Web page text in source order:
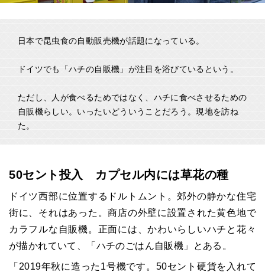
日本で昆虫食の自動販売機が話題になっている。
ドイツでも「ハチの自販機」が注目を浴びているという。
ただし、人が食べるためではなく、ハチに食べさせるための
自販機らしい。いったいどういうことだろう。現地を訪ね
た。
50セント投入 カプセル内には草花の種
ドイツ西部に位置するドルトムント。郊外の静かな住宅
街に、それはあった。商店の外壁に設置された黄色地で
カラフルな自販機。正面には、かわいらしいハチと花々
が描かれていて、「ハチのごはん自販機」とある。
「2019年秋に造った1号機です。50セント硬貨を入れて